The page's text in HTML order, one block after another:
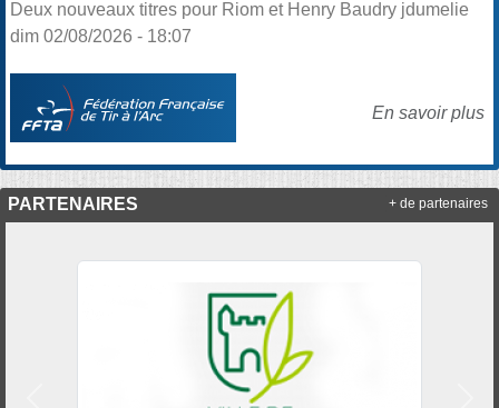
Deux nouveaux titres pour Riom et Henry Baudry jdumelie
dim 02/08/2026 - 18:07
En savoir plus
PARTENAIRES + de partenaires